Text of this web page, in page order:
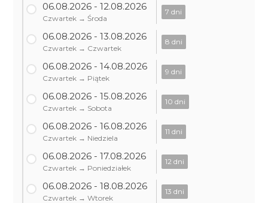
06.08.2026 - 12.08.2026
Czwartek → Środa
7 dni
06.08.2026 - 13.08.2026
Czwartek → Czwartek
8 dni
06.08.2026 - 14.08.2026
Czwartek → Piątek
9 dni
06.08.2026 - 15.08.2026
Czwartek → Sobota
10 dni
06.08.2026 - 16.08.2026
Czwartek → Niedziela
11 dni
06.08.2026 - 17.08.2026
Czwartek → Poniedziałek
12 dni
06.08.2026 - 18.08.2026
Czwartek → Wtorek
13 dni